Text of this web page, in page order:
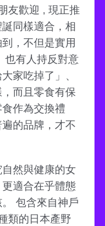
友歡迎 , 現正推
同樣適合，相
，不但是實用
也有人持反對意
家吃掉了」、
，而且零食有保
作為交換禮
的品牌，才不
自然與健康的女
適合在乎體態
包含來自神戶
類的日本產野